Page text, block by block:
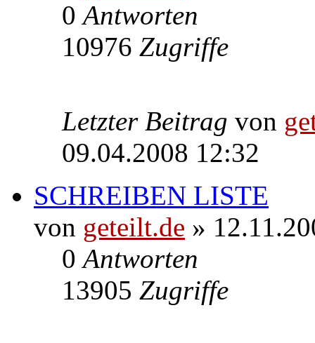
0Antworten
10976 Zugriffe
Letzter Beitrag von
09.04.2008 12:32
SCHREIBEN LISTE
von geteilt.de »
0Antworten
13905 Zugriffe